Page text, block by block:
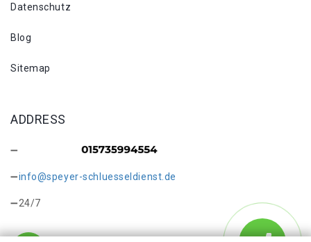
Datenschutz
Blog
Sitemap
ADDRESS
info@speyer-schluesseldienst.de
24/7